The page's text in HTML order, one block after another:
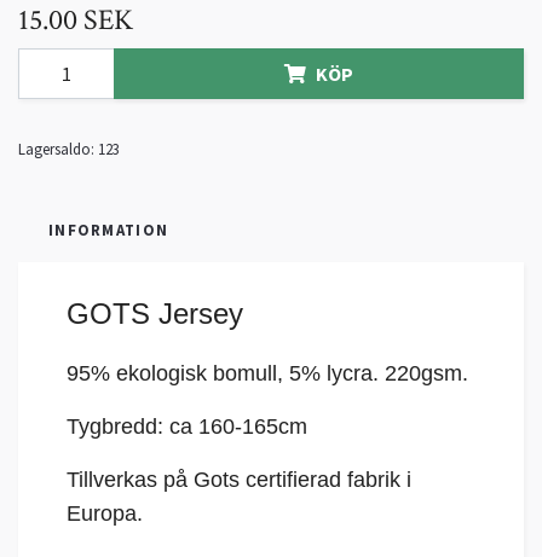
15.00 SEK
KÖP
Lagersaldo: 123
INFORMATION
GOTS Jersey
95% ekologisk bomull, 5% lycra. 220gsm.
Tygbredd: ca 160-165cm
Tillverkas på Gots certifierad fabrik i
Europa.